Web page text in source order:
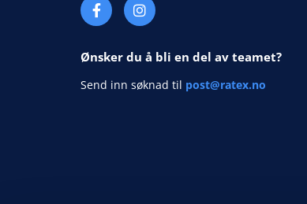
Ønsker du å bli en del av teamet?
Send inn søknad til post@ratex.no